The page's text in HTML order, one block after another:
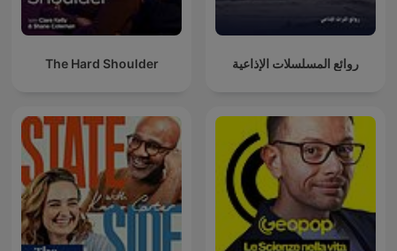
The Hard Shoulder روائع المسلسلات الإذاعية